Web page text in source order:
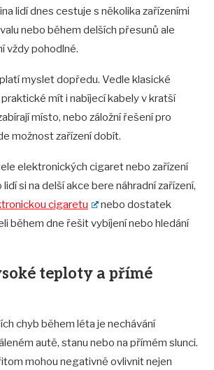
lidí dnes cestuje s několika zařízeními
nebo během delších přesunů ale
vždy pohodlné.
myslet dopředu. Vedle klasické
mít i nabíjecí kabely v kratší
místo, nebo záložní řešení pro
možnost zařízení dobít.
elektronických cigaret nebo zařízení
lidí si na delší akce bere náhradní zařízení,
cigaretu
nebo dostatek
během dne řešit vybíjení nebo hledání
teploty a přímé
chyb během léta je nechávání
autě, stanu nebo na přímém slunci.
mohou negativně ovlivnit nejen